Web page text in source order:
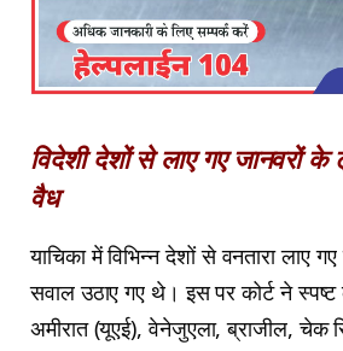
विदेशी देशों से लाए गए जानवरों के
वैध
याचिका में विभिन्न देशों से वनतारा लाए
सवाल उठाए गए थे। इस पर कोर्ट ने
अमीरात (यूएई), वेनेजुएला, ब्राजील, चेक